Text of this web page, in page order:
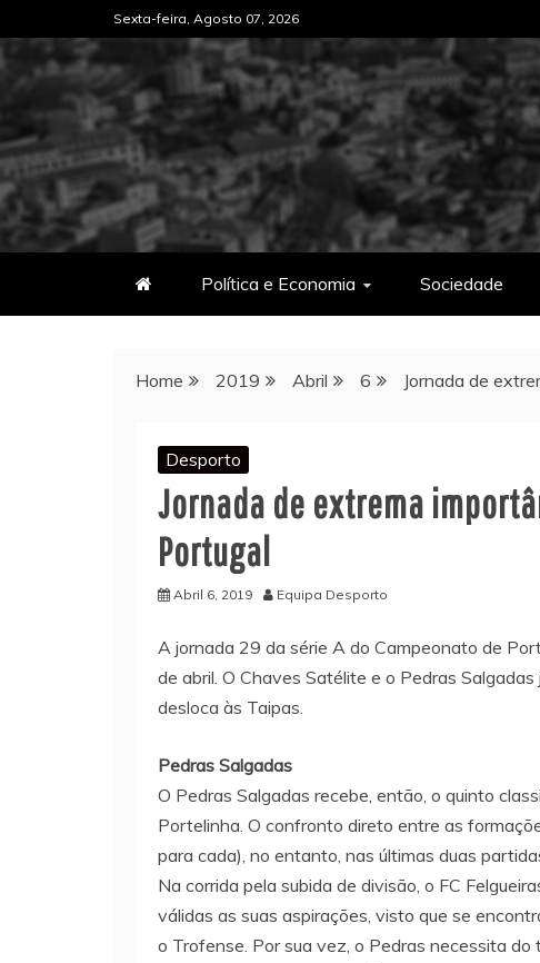
to
content
Sexta-feira, Agosto 07, 2026
Política e Economia Sociedade
Home 2019 Abril 6 Jornada de
Desporto
Jornada de extrema
Portugal
Abril 6, 2019 Equipa Desporto
A jornada 29 da série A do Campeonato de
de abril. O Chaves Satélite e o Pedras
desloca às Taipas.
Pedras Salgadas
O Pedras Salgadas recebe, então, o quinto
Portelinha. O confronto direto entre as
para cada), no entanto, nas últimas duas
Na corrida pela subida de divisão, o FC
válidas as suas aspirações, visto que se
o Trofense. Por sua vez, o Pedras necessita